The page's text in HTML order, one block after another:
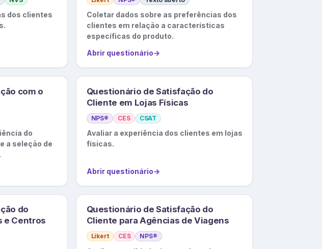
dos clientes
Coletar dados sobre as preferências dos
clientes em relação a características
específicas do produto.
Abrir questionário→
com o
do
a seleção de
Questionário de Satisfação do
Cliente em Lojas Físicas
NPS® CES CSAT
Avaliar a experiência dos clientes em lojas
físicas.
Abrir questionário→
do
e Centros
Questionário de Satisfação do
Cliente para Agências de Viagens
Likert CES NPS®